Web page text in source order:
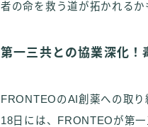
者の命を救う道が拓かれるか
第一三共との協業深化
FRONTEOのAI創薬への取
18日には、FRONTEOが第